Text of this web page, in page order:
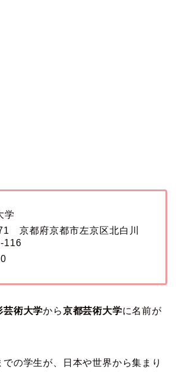
学
京都府京都市左京区北白川
116
芸術大学から京都芸術大学に名前が
の学生が、日本や世界から集まり